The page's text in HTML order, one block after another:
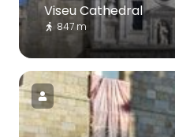
Viseu Cathedral
847 m